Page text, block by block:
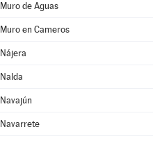
Muro de Aguas
Muro en Cameros
Nájera
Nalda
Navajún
Navarrete